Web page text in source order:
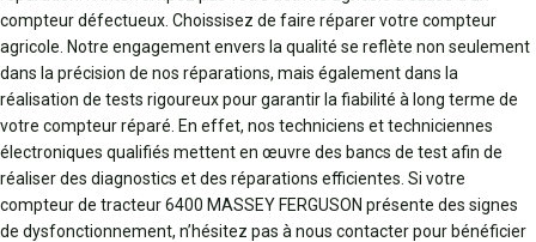
compteur défectueux. Choissisez de faire réparer votre compteur
agricole. Notre engagement envers la qualité se reflète non seulement
dans la précision de nos réparations, mais également dans la
réalisation de tests rigoureux pour garantir la fiabilité à long terme de
votre compteur réparé. En effet, nos techniciens et techniciennes
électroniques qualifiés mettent en œuvre des bancs de test afin de
réaliser des diagnostics et des réparations efficientes. Si votre
compteur de tracteur 6400 MASSEY FERGUSON présente des signes
de dysfonctionnement, n’hésitez pas à nous contacter pour bénéficier